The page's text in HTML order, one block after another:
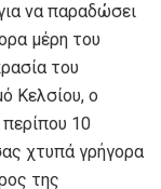
να παραδώσει
μέρη του
του
Κελσίου, ο
10
χτυπά γρήγορα
της